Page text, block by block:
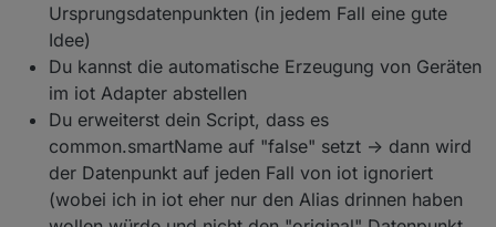
Ursprungsdatenpunkten (in jedem Fall eine gute
Idee)
Du kannst die automatische Erzeugung von Geräten
im iot Adapter abstellen
Du erweiterst dein Script, dass es
common.smartName auf "false" setzt -> dann wird
der Datenpunkt auf jeden Fall von iot ignoriert
(wobei ich in iot eher nur den Alias drinnen haben